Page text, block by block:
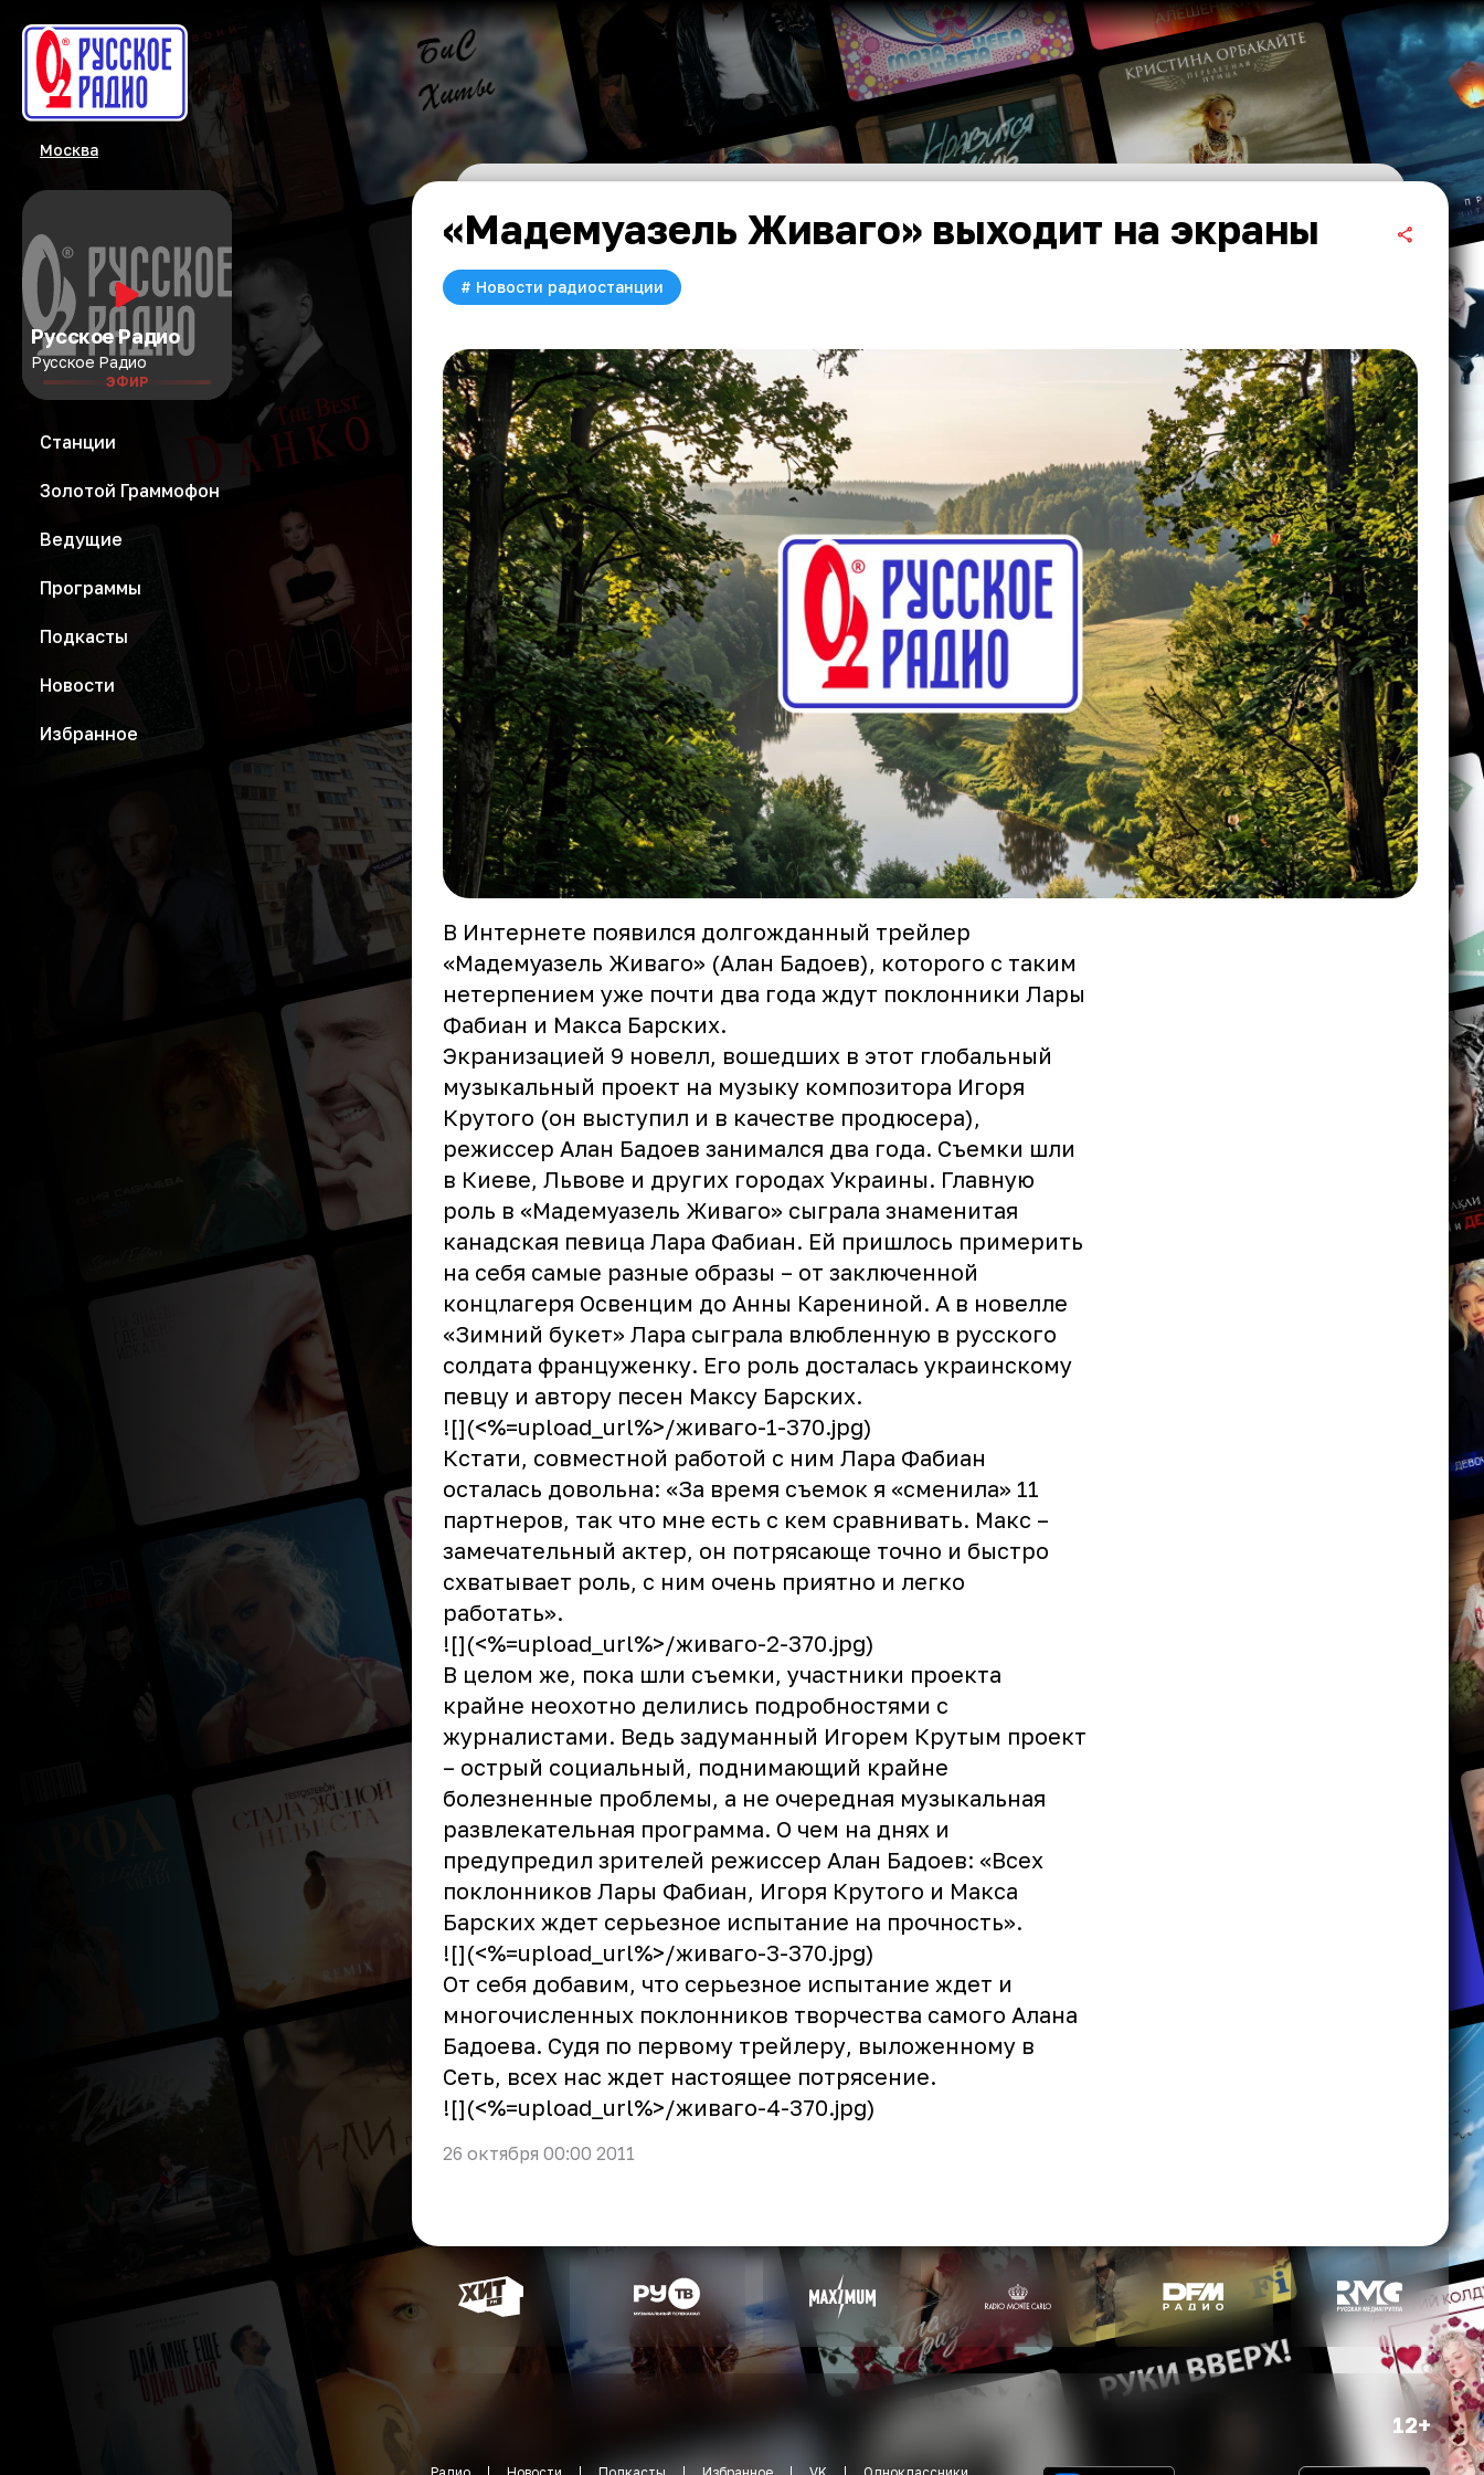
Москва
Русское Радио
Русское Радио
ЭФИР
Станции
Золотой Граммофон
Ведущие
Программы
Подкасты
Новости
Избранное
«Мадемуазель Живаго» выходит на экраны
# Новости радиостанции
В Интернете появился долгожданный трейлер
«Мадемуазель Живаго» (Алан Бадоев), которого с таким
нетерпением уже почти два года ждут поклонники Лары
Фабиан и Макса Барских.
Экранизацией 9 новелл, вошедших в этот глобальный
музыкальный проект на музыку композитора Игоря
Крутого (он выступил и в качестве продюсера),
режиссер Алан Бадоев занимался два года. Съемки шли
в Киеве, Львове и других городах Украины. Главную
роль в «Мадемуазель Живаго» сыграла знаменитая
канадская певица Лара Фабиан. Ей пришлось примерить
на себя самые разные образы – от заключенной
концлагеря Освенцим до Анны Карениной. А в новелле
«Зимний букет» Лара сыграла влюбленную в русского
солдата француженку. Его роль досталась украинскому
певцу и автору песен Максу Барских.
![](<%=upload_url%>/живаго-1-370.jpg)
Кстати, совместной работой с ним Лара Фабиан
осталась довольна: «За время съемок я «сменила» 11
партнеров, так что мне есть с кем сравнивать. Макс –
замечательный актер, он потрясающе точно и быстро
схватывает роль, с ним очень приятно и легко
работать».
![](<%=upload_url%>/живаго-2-370.jpg)
В целом же, пока шли съемки, участники проекта
крайне неохотно делились подробностями с
журналистами. Ведь задуманный Игорем Крутым проект
– острый социальный, поднимающий крайне
болезненные проблемы, а не очередная музыкальная
развлекательная программа. О чем на днях и
предупредил зрителей режиссер Алан Бадоев: «Всех
поклонников Лары Фабиан, Игоря Крутого и Макса
Барских ждет серьезное испытание на прочность».
![](<%=upload_url%>/живаго-3-370.jpg)
От себя добавим, что серьезное испытание ждет и
многочисленных поклонников творчества самого Алана
Бадоева. Судя по первому трейлеру, выложенному в
Сеть, всех нас ждет настоящее потрясение.
![](<%=upload_url%>/живаго-4-370.jpg)
26 октября 00:00 2011
12+